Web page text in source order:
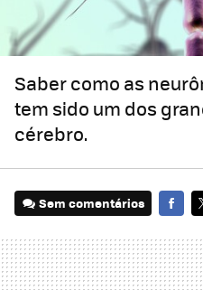
Saber como as
tem sido um dos
cérebro.
Sem comentários